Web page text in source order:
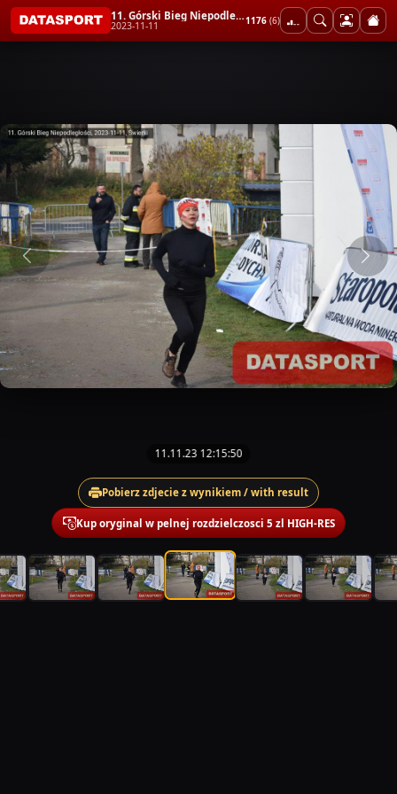
11. Górski Bieg Niepodległości
2023-11-11 1176 (6)
11.11.23 12:15:50
Pobierz zdjecie z wynikiem / with result
Kup oryginal w pelnej rozdzielczosci 5 zl HIGH-RES